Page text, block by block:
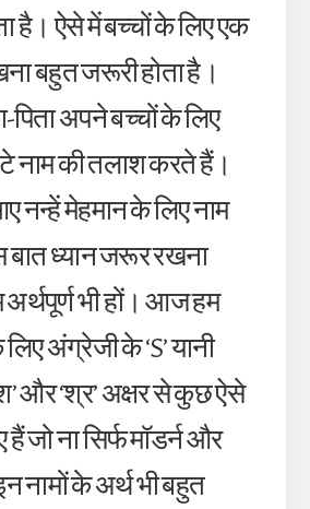
है। ऐसे में बच्चों के लिए एक
बहुत जरूरी होता है।
अपने बच्चों के लिए
नाम की तलाश करते हैं।
नन्हें मेहमान के लिए नाम
ध्यान जरूर रखना
अर्थपूर्ण भी हों। आज हम
अंग्रेजी के ‘S’ यानी
और ‘श्र’ अक्षर से कुछ ऐसे
जो ना सिर्फ मॉडर्न और
नामों के अर्थ भी बहुत